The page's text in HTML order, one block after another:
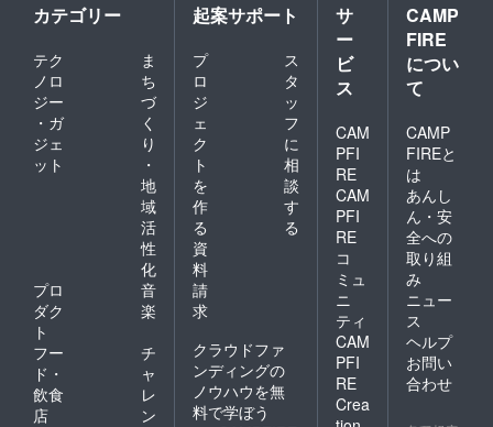
カテゴリー
テク
ノロ
ジー
・ガ
ジェ
ット
ま
ち
づ
く
り
・
地
域
活
性
化
プロ
ダク
ト
音
楽
フー
ド・
飲食
店
チ
ャ
レ
ン
起案サポート
プ
ロ
ジ
ェ
ク
ト
を
作
る
ス
タ
ッ
フ
に
相
談
す
る
資
料
請
求
クラウドファ
ンディングの
ノウハウを無
料で学ぼう
サ
ー
ビ
ス
CAM
PFI
RE
CAM
PFI
RE
コ
ミュ
ニ
ティ
CAM
PFI
RE
Crea
CAMP
FIRE
につい
て
CAMP
FIREと
は
あんし
ん・安
全への
取り組
み
ニュー
ス
ヘルプ
お問い
合わせ